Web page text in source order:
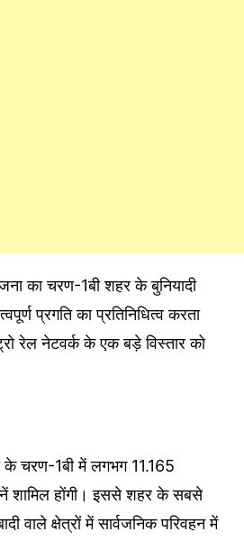
का चरण-1बी शहर के बुनियादी
प्रगति का प्रतिनिधित्व करता
रेल नेटवर्क के एक बड़े विस्तार को
के चरण-1बी में लगभग 11.165
शामिल होंगी। इससे शहर के सबसे
वाले क्षेत्रों में सार्वजनिक परिवहन में